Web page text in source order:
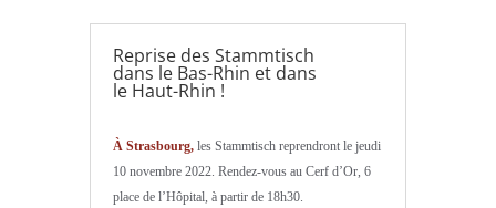
Reprise des Stammtisch
dans le Bas-Rhin et dans
le Haut-Rhin !
À Strasbourg,les Stammtisch reprendront le jeudi
10 novembre 2022. Rendez-vous au Cerf d’Or, 6
place de l’Hôpital, à partir de 18h30.